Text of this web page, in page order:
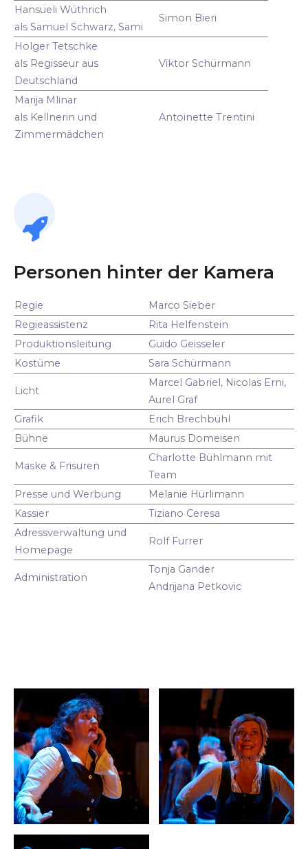
Hansueli Wüthrich
als Samuel Schwarz, Sami
Simon Bieri
Holger Tetschke
als Regisseur aus
Deutschland
Viktor Schürmann
Marija Mlinar
als Kellnerin und
Zimmermädchen
Antoinette Trentini
Personen hinter der Kamera
Regie
Marco Sieber
Regieassistenz
Rita Helfenstein
Produktionsleitung
Guido Geisseler
Kostüme
Sara Schürmann
Licht
Marcel Gabriel, Nicolas Erni,
Aurel Graf
Grafik
Erich Brechbühl
Bühne
Maurus Domeisen
Maske & Frisuren
Charlotte Bühlmann mit
Team
Presse und Werbung
Melanie Hürlimann
Kassier
Tiziano Ceresa
Adressverwaltung und
Homepage
Rolf Furrer
Administration
Tonja Gander
Andrijana Petkovic